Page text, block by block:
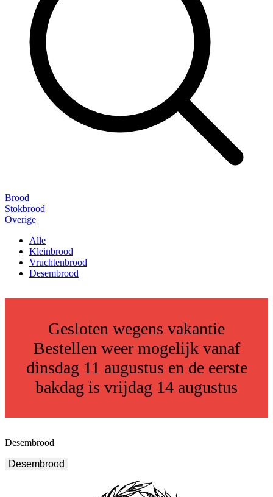
Brood
Stokbrood
Overige
Alle
Kleinbrood
Vruchtenbrood
Desembrood
Gesloten wegens vakantie
Bestellen weer mogelijk vanaf
dinsdag 11 augustus en de eerste
bakdag is vrijdag 14 augustus
Desembrood
Desembrood